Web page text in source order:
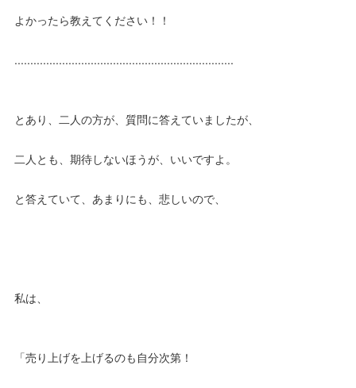
よかったら教えてください！！
.....................................................................
とあり、二人の方が、質問に答えていましたが、
二人とも、期待しないほうが、いいですよ。
と答えていて、あまりにも、悲しいので、
私は、
「売り上げを上げるのも自分次第！